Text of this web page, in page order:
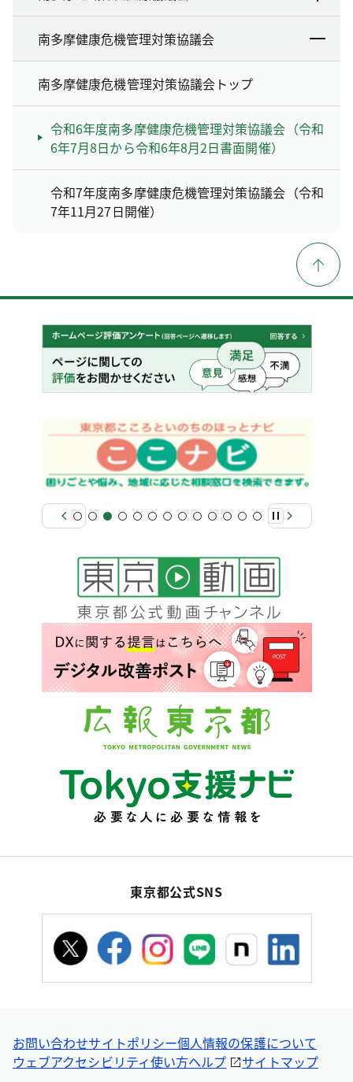
南多摩健康危機管理対策協議会
南多摩健康危機管理対策協議会トップ
令和6年度南多摩健康危機管理対策協議会（令和
6年7月8日から令和6年8月2日書面開催）
令和7年度南多摩健康危機管理対策協議会（令和
7年11月27日開催）
東京都公式SNS
お問い合わせサイトポリシー個人情報の保護について
ウェブアクセシビリティ使い方ヘルプ サイトマップ